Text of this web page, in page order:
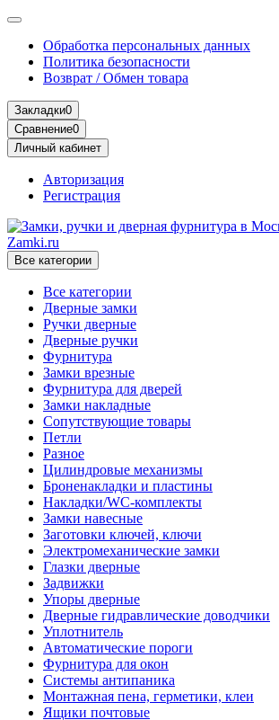
Обработка персональных данных
Политика безопасности
Возврат / Обмен товара
Закладки0
Сравнение0
Личный кабинет
Авторизация
Регистрация
Все категории
Все категории
Дверные замки
Ручки дверные
Дверные ручки
Фурнитура
Замки врезные
Фурнитура для дверей
Замки накладные
Сопутствующие товары
Петли
Разное
Цилиндровые механизмы
Броненакладки и пластины
Накладки/WC-комплекты
Замки навесные
Заготовки ключей, ключи
Электромеханические замки
Глазки дверные
Задвижки
Упоры дверные
Дверные гидравлические доводчики
Уплотнитель
Автоматические пороги
Фурнитура для окон
Системы антипаника
Монтажная пена, герметики, клеи
Ящики почтовые